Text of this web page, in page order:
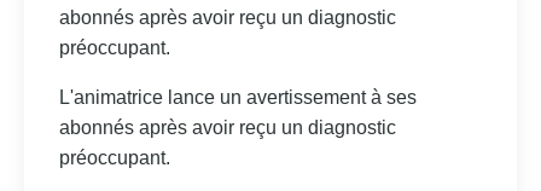
abonnés après avoir reçu un diagnostic
préoccupant.
L'animatrice lance un avertissement à ses
abonnés après avoir reçu un diagnostic
préoccupant.